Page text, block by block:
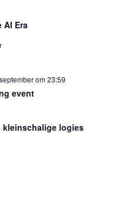
AI Era
om 23:59
event
kleinschalige logies